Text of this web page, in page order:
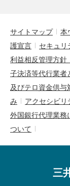
サイトマップ 本
護宣言
セキュリ
利益相反管理方針
子決済等代行業者
及びテロ資金供与
み
アクセシビ
外国銀行代理業務
ついて
三